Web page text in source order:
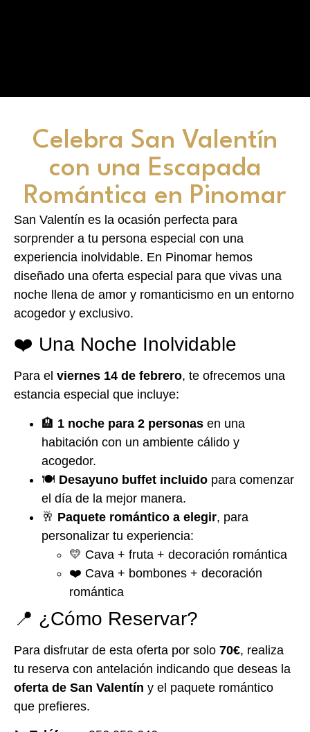
Celebra San Valentín
con una Escapada
Romántica en Pinomar
San Valentín es la ocasión perfecta para
sorprender a tu persona especial con una
experiencia inolvidable. En Pinomar hemos
diseñado una oferta especial para que vivas una
noche llena de amor y romanticismo en un entorno
acogedor y exclusivo.
❤️ Una Noche Inolvidable
Para el viernes 14 de febrero, te ofrecemos una
estancia especial que incluye:
🏨 1 noche para 2 personas en una
habitación con un ambiente cálido y
acogedor.
🍽️ Desayuno buffet incluido para comenzar
el día de la mejor manera.
🥂 Paquete romántico a elegir, para
personalizar tu experiencia:
💛 Cava + fruta + decoración romántica
❤️ Cava + bombones + decoración
romántica
📍 ¿Cómo Reservar?
Para disfrutar de esta oferta por solo 70€, realiza
tu reserva con antelación indicando que deseas la
oferta de San Valentín y el paquete romántico
que prefieres.